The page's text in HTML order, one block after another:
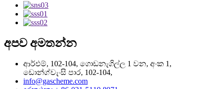
අපව අමතන්න
ආර්එම්, 102-104, ගොඩනැගිල්ල 1 වන, අංක 1,
ඩොන්ග්චැංසි පාර, 102-104,
info@gascheme.com